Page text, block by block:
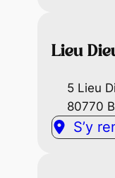
Lieu
5 Lieu
80770
S’y